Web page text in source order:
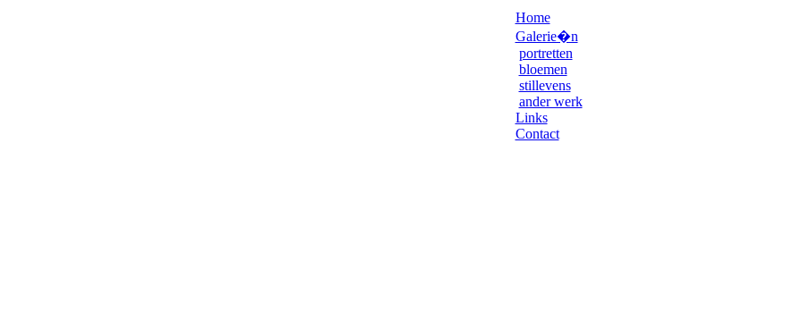
Home
Galerie�n
portretten
bloemen
stillevens
ander werk
Links
Contact